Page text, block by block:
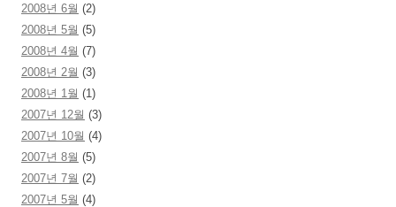
2008년 6월 (2)
2008년 5월 (5)
2008년 4월 (7)
2008년 2월 (3)
2008년 1월 (1)
2007년 12월 (3)
2007년 10월 (4)
2007년 8월 (5)
2007년 7월 (2)
2007년 5월 (4)